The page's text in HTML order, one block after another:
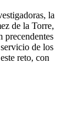
la
de la Torre,
precendentes
de los
reto, con